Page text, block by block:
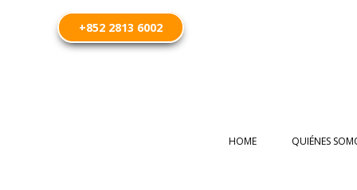
+852 2813 6002
HOME QUIÉNES